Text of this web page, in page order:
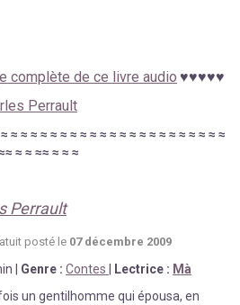
complète de ce livre audio ♥♥♥♥♥
Perrault
≈ ≈ ≈ ≈ ≈ ≈ ≈ ≈ ≈ ≈ ≈ ≈ ≈ ≈ ≈ ≈ ≈ ≈ ≈ ≈ ≈ ≈ ≈
≈ ≈ ≈ ≈≈ ≈ ≈ ≈
Perrault
posté le 07 décembre 2009
Genre : Contes Lectrice : Mà
un gentilhomme qui épousa, en